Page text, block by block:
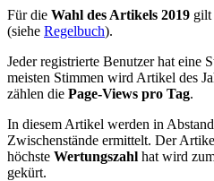
Für die Wahl des Artikels 2019 gilt
(siehe Regelbuch).
Jeder registrierte Benutzer hat eine
meisten Stimmen wird Artikel des
zählen die Page-Views pro Tag.
In diesem Artikel werden in
Zwischenstände ermittelt. Der
höchste Wertungszahl hat wird
gekürt.